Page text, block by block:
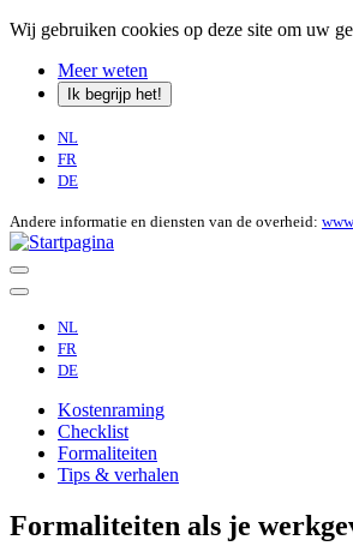
Wij gebruiken cookies op deze site om uw
Meer weten
Ik begrijp het!
NL
FR
DE
Andere informatie en diensten van de overheid:
NL
FR
DE
Kostenraming
Checklist
Formaliteiten
Tips & verhalen
Formaliteiten als je